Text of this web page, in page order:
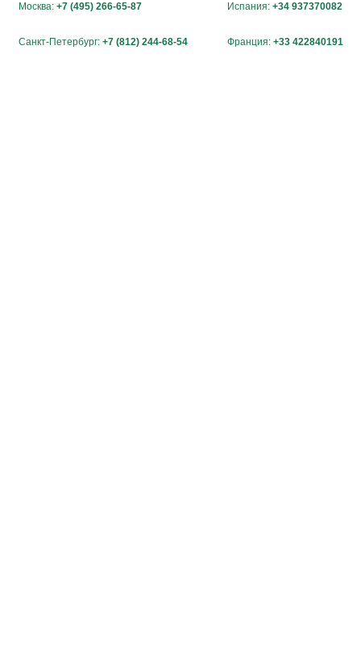
Москва: +7 (495) 266-65-87 Испания: +34 937370082
Санкт-Петербург: +7 (812) 244-68-54 Франция: +33 422840191